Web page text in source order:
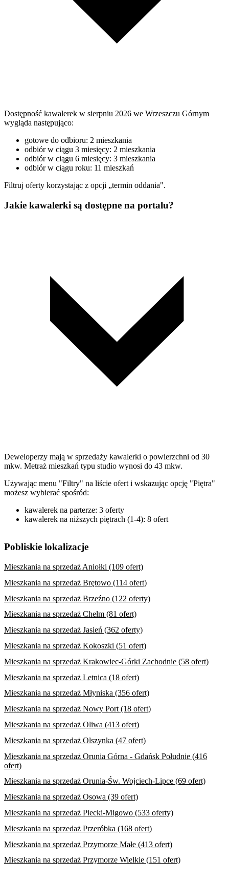
Dostępność kawalerek w sierpniu 2026 we Wrzeszczu Górnym
wygląda następująco:
gotowe do odbioru: 2 mieszkania
odbiór w ciągu 3 miesięcy: 2 mieszkania
odbiór w ciągu 6 miesięcy: 3 mieszkania
odbiór w ciągu roku: 11 mieszkań
Filtruj oferty korzystając z opcji „termin oddania".
Jakie kawalerki są dostępne na portalu?
Deweloperzy mają w sprzedaży kawalerki o powierzchni od 30
mkw. Metraż mieszkań typu studio wynosi do 43 mkw.
Używając menu "Filtry" na liście ofert i wskazując opcję "Piętra"
możesz wybierać spośród:
kawalerek na parterze: 3 oferty
kawalerek na niższych piętrach (1-4): 8 ofert
Pobliskie lokalizacje
Mieszkania na sprzedaż Aniołki (109 ofert)
Mieszkania na sprzedaż Brętowo (114 ofert)
Mieszkania na sprzedaż Brzeźno (122 oferty)
Mieszkania na sprzedaż Chełm (81 ofert)
Mieszkania na sprzedaż Jasień (362 oferty)
Mieszkania na sprzedaż Kokoszki (51 ofert)
Mieszkania na sprzedaż Krakowiec-Górki Zachodnie (58 ofert)
Mieszkania na sprzedaż Letnica (18 ofert)
Mieszkania na sprzedaż Młyniska (356 ofert)
Mieszkania na sprzedaż Nowy Port (18 ofert)
Mieszkania na sprzedaż Oliwa (413 ofert)
Mieszkania na sprzedaż Olszynka (47 ofert)
Mieszkania na sprzedaż Orunia Górna - Gdańsk Południe (416
ofert)
Mieszkania na sprzedaż Orunia-Św. Wojciech-Lipce (69 ofert)
Mieszkania na sprzedaż Osowa (39 ofert)
Mieszkania na sprzedaż Piecki-Migowo (533 oferty)
Mieszkania na sprzedaż Przeróbka (168 ofert)
Mieszkania na sprzedaż Przymorze Małe (413 ofert)
Mieszkania na sprzedaż Przymorze Wielkie (151 ofert)